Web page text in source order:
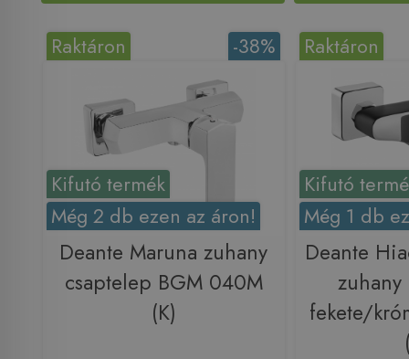
Kifutó termék
Még 2 db ezen az áron!
-38%
Raktáron
Deante Maruna zuhany
csaptelep BGM 040M
(K)
Kifutó
Még 1 db
Raktáron
Deante
fekete/